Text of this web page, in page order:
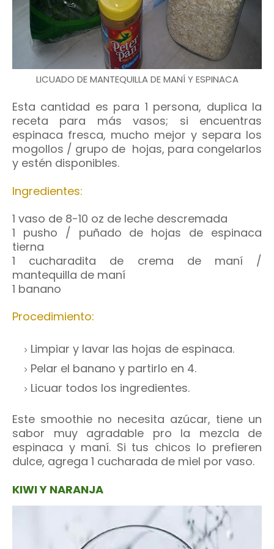
LICUADO DE MANTEQUILLA DE MANÍ Y ESPINACA
Esta cantidad es para 1 persona, duplica la
receta para más vasos; si encuentras
espinaca fresca, mucho mejor y separa los
mogollos / grupo de hojas, para congelarlos
y estén disponibles.
Ingredientes:
1 vaso de 8-10 oz de leche descremada
1 pusho / puñado de hojas de espinaca
tierna
1 cucharadita de crema de maní /
mantequilla de maní
1 banano
Procedimiento:
Limpiar y lavar las hojas de espinaca.
Pelar el banano y partirlo en 4.
Licuar todos los ingredientes.
Este smoothie no necesita azúcar, tiene un
sabor muy agradable pro la mezcla de
espinaca y maní. Si tus chicos lo prefieren
dulce, agrega 1 cucharada de miel por vaso.
KIWI Y NARANJA